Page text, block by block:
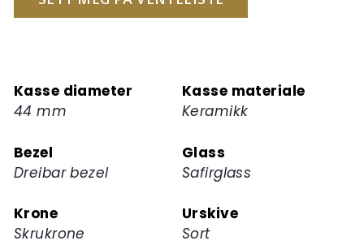
ventelisten
for
produktet
Kasse diameter
44 mm
Kasse materiale
Keramikk
Bezel
Dreibar bezel
Glass
Safirglass
Krone
Skrukrone
Urskive
Sort